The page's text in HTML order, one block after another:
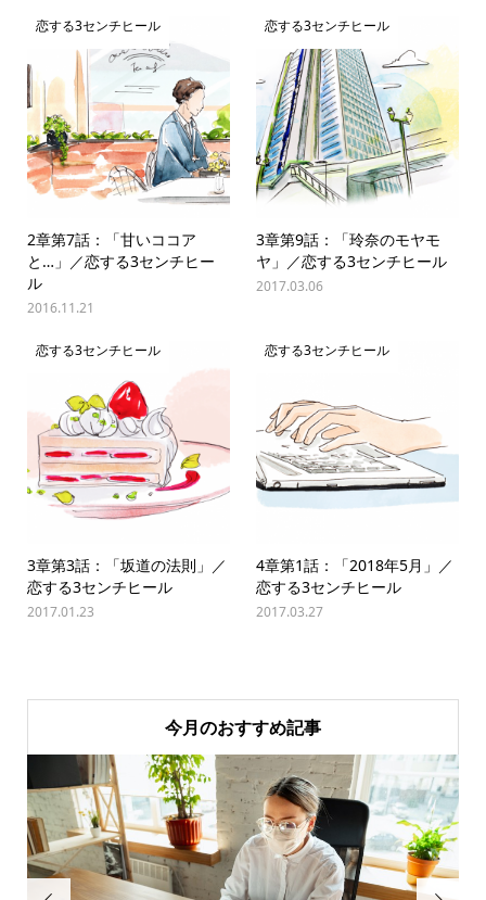
恋する3センチヒール
2章第7話：「甘いココア
と…」／恋する3センチヒー
ル
2016.11.21
恋する3センチヒール
3章第9話：「玲奈のモヤモ
ヤ」／恋する3センチヒール
2017.03.06
恋する3センチヒール
3章第3話：「坂道の法則」／
恋する3センチヒール
2017.01.23
恋する3センチヒール
4章第1話：「2018年5月」／
恋する3センチヒール
2017.03.27
今月のおすすめ記事